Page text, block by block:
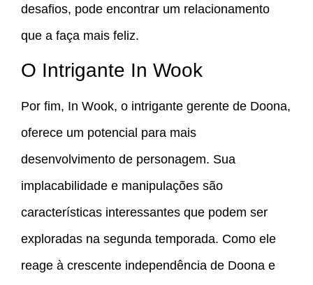
desafios, pode encontrar um relacionamento
que a faça mais feliz.
O Intrigante In Wook
Por fim, In Wook, o intrigante gerente de Doona,
oferece um potencial para mais
desenvolvimento de personagem. Sua
implacabilidade e manipulações são
características interessantes que podem ser
exploradas na segunda temporada. Como ele
reage à crescente independência de Doona e